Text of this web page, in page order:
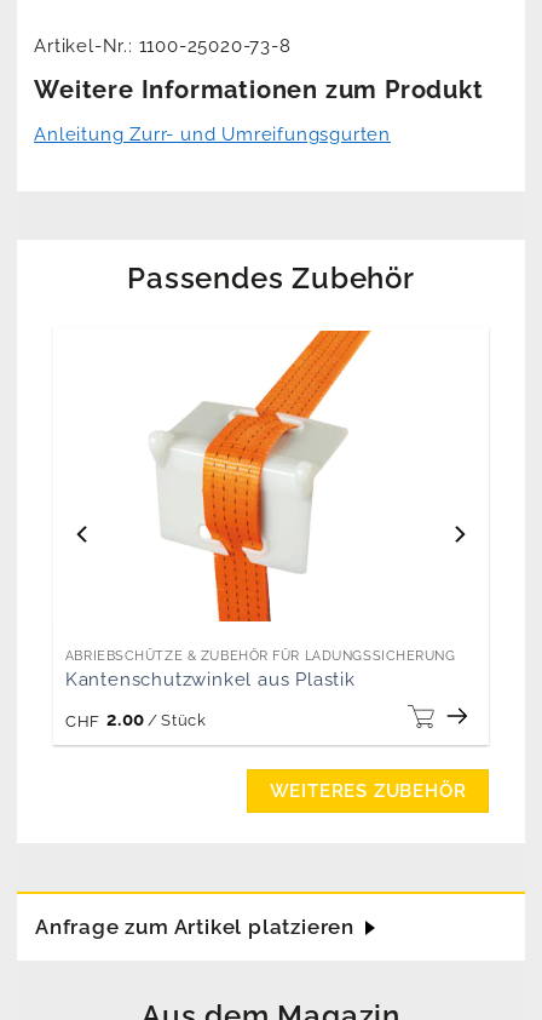
Artikel-Nr.: 1100-25020-73-8
Weitere Informationen zum Produkt
Anleitung Zurr- und Umreifungsgurten
Passendes Zubehör
ABRIEBSCHÜTZE & ZUBEHÖR FÜR LADUNGSSICHERUNG
Kantenschutzwinkel aus Plastik
CHF 2.00 / Stück
WEITERES ZUBEHÖR
Anfrage zum Artikel platzieren